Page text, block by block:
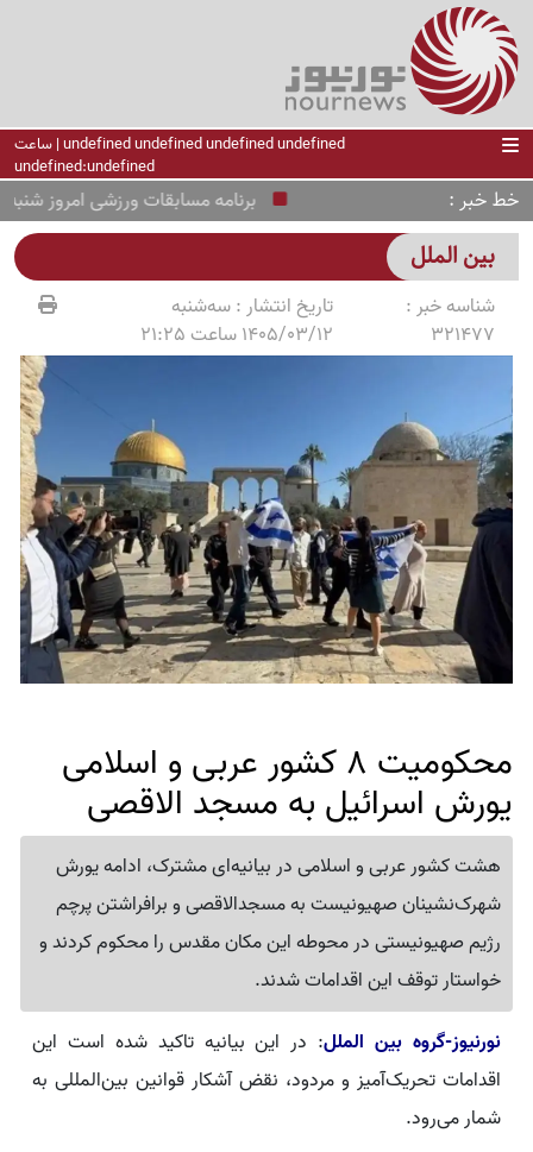
undefined undefined undefined undefined | ساعت
undefined:undefined
خط خبر برنامه مسابقات ورزشی امروز شنبه 17 مرداد 1405 /از منچستریونایتد و PSG تا رئال و بارسلونا
بین الملل
شناسه خبر :
321477
تاریخ انتشار :سه‌شنبه
1405/03/12 ساعت 21:25
محکومیت 8 کشور عربی و اسلامی
یورش اسرائیل به مسجد الاقصی
هشت کشور عربی و اسلامی در بیانیه‌ای مشترک، ادامه یورش
شهرک‌نشینان صهیونیست به مسجدالاقصی و برافراشتن پرچم
رژیم صهیونیستی در محوطه این مکان مقدس را محکوم کردند و
خواستار توقف این اقدامات شدند.
نورنیوز-گروه بین الملل: در این بیانیه تاکید شده است این
اقدامات تحریک‌آمیز و مردود، نقض آشکار قوانین بین‌المللی به
شمار می‌رود.